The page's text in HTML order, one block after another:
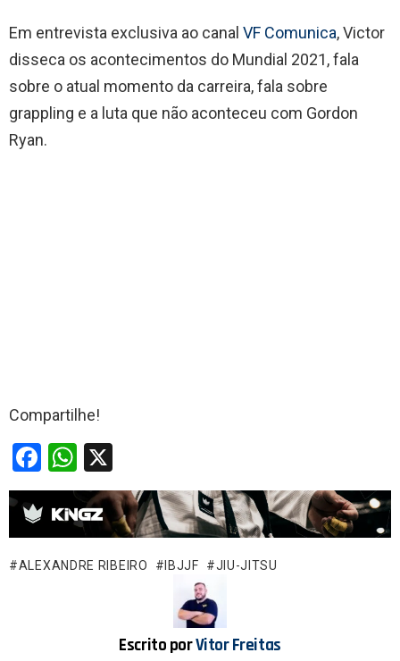
Em entrevista exclusiva ao canal VF Comunica, Victor
disseca os acontecimentos do Mundial 2021, fala
sobre o atual momento da carreira, fala sobre
grappling e a luta que não aconteceu com Gordon
Ryan.
Compartilhe!
F
a
ce
b
o
W
h
at
s
A
ALEXANDRE RIBEIRO IBJJF JIU-JITSU
Escrito porVitor Freitas